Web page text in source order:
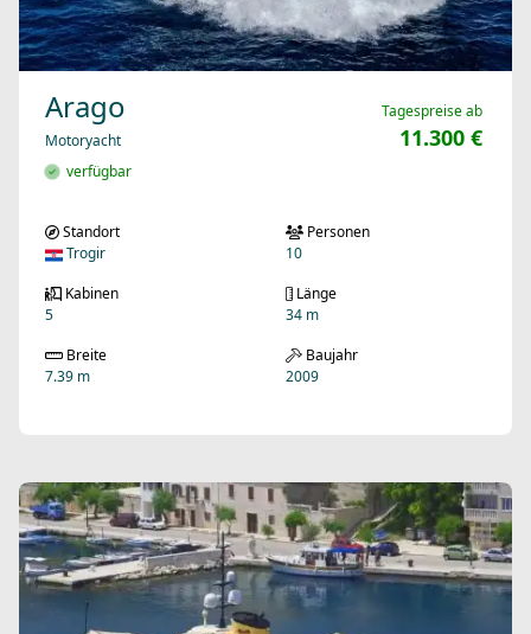
Arago
Motoryacht
verfügbar
Tagespreise ab
11.300 €
Standort
Trogir
Personen
10
Kabinen
5
Länge
34 m
Breite
7.39 m
Baujahr
2009